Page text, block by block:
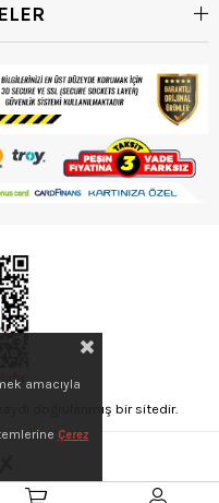
doğrulanmış bir sitedir.
amacıyla
Çerez